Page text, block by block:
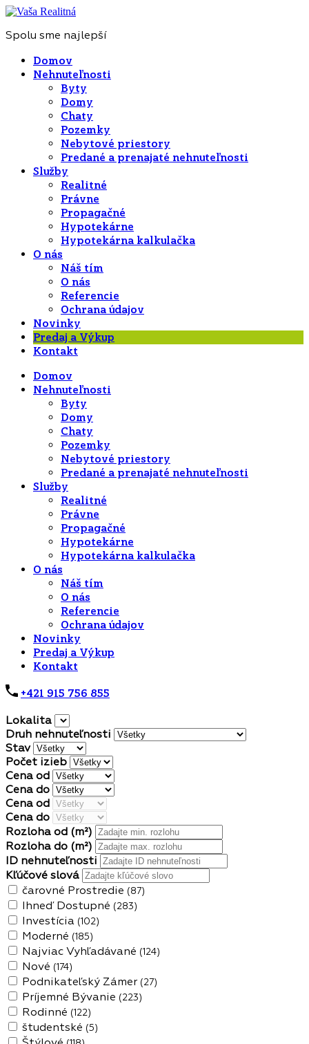
Spolu sme najlepší
Domov
Nehnuteľnosti
Byty
Domy
Chaty
Pozemky
Nebytové priestory
Predané a prenajaté nehnuteľnosti
Služby
Realitné
Právne
Propagačné
Hypotekárne
Hypotekárna kalkulačka
O nás
Náš tím
O nás
Referencie
Ochrana údajov
Novinky
Predaj a Výkup
Kontakt
Domov
Nehnuteľnosti
Byty
Domy
Chaty
Pozemky
Nebytové priestory
Predané a prenajaté nehnuteľnosti
Služby
Realitné
Právne
Propagačné
Hypotekárne
Hypotekárna kalkulačka
O nás
Náš tím
O nás
Referencie
Ochrana údajov
Novinky
Predaj a Výkup
Kontakt
+421 915 756 855
Lokalita
Druh nehnuteľnosti
Stav
Počet izieb
Cena od
Cena do
Cena od
Cena do
Rozloha od (m²)
Rozloha do (m²)
ID nehnuteľnosti
Kľúčové slová
čarovné Prostredie (87)
Ihneď Dostupné (283)
Investícia (102)
Moderné (185)
Najviac Vyhľadávané (124)
Nové (174)
Podnikateľský Zámer (27)
Príjemné Bývanie (223)
Rodinné (122)
študentské (5)